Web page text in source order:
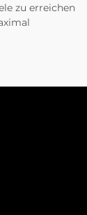
zu erreichen